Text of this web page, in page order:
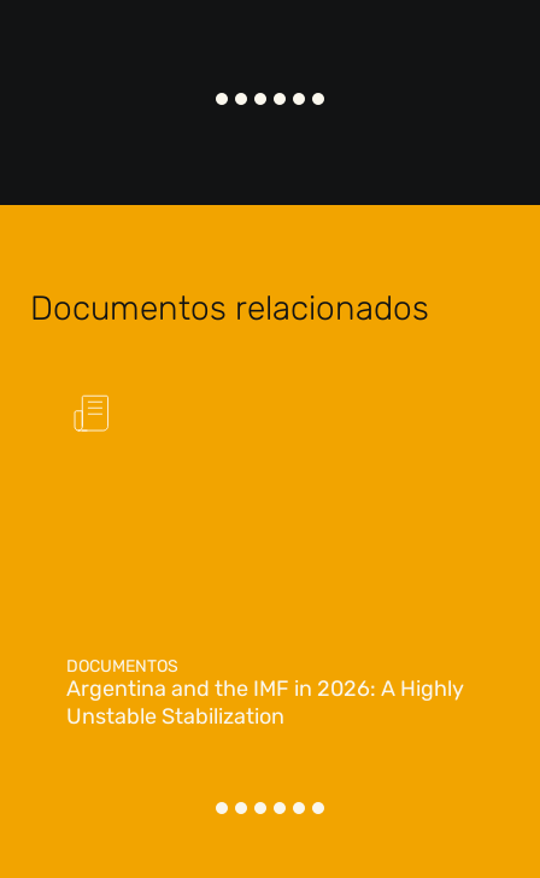
Documentos relacionados
DOCUMENTOS
Argentina and the IMF in 2026: A Highly
Unstable Stabilization